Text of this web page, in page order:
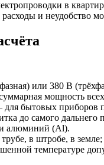
в
и неудобство
или 380 В
мощность
для бытовых приборов
до самого дальнего
алюминий (Al).
в штробе, в
температуре